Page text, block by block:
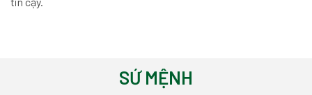
SỨ MỆNH